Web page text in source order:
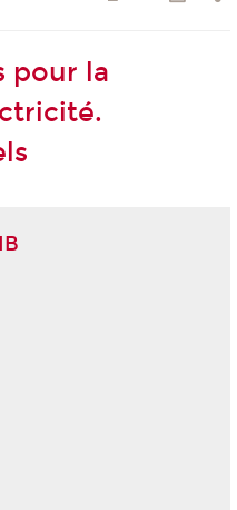
pour la